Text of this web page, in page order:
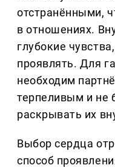
отстранёнными,
в отношениях.
глубокие
проявлять. Для
необходим
терпеливым и не
раскрывать их
Выбор сердца
способ